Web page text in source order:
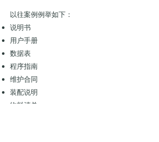
以往案例例举如下：
说明书
用户手册
数据表
程序指南
维护合同
装配说明
物料清单